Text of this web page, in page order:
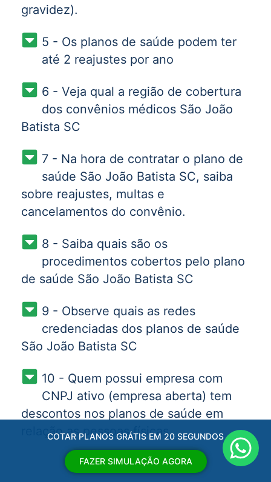
gravidez).
5 - Os planos de saúde podem ter
até 2 reajustes por ano
6 - Veja qual a região de cobertura
dos convênios médicos São João
Batista SC
7 - Na hora de contratar o plano de
saúde São João Batista SC, saiba
sobre reajustes, multas e
cancelamentos do convênio.
8 - Saiba quais são os
procedimentos cobertos pelo plano
de saúde São João Batista SC
9 - Observe quais as redes
credenciadas dos planos de saúde
São João Batista SC
10 - Quem possui empresa com
CNPJ ativo (empresa aberta) tem
descontos nos planos de saúde em
relação as pessoas físicas.
COTAR PLANOS GRÁTIS EM 20 SEGUNDOS
FAZER SIMULAÇÃO AGORA